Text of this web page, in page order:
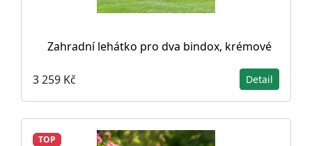
Zahradní lehátko pro dva bindox, krémové
3 259 Kč Detail
TOP